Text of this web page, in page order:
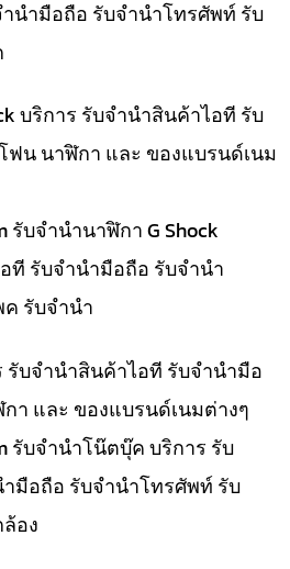
นำมือถือ รับจำนำโทรศัพท์ รับ
บริการ รับจำนำสินค้าไอที รับ
ฟน นาฬิกา และ ของแบรนด์เนม
บจำนำนาฬิกา G Shock
ที รับจำนำมือถือ รับจำนำ
รับจำนำ
บจำนำสินค้าไอที รับจำนำมือ
า และ ของแบรนด์เนมต่างๆ
รับจำนำโน๊ตบุ๊ค บริการ รับ
มือถือ รับจำนำโทรศัพท์ รับ
อง